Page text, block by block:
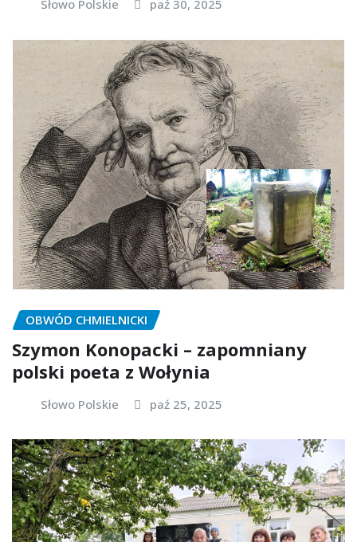
Słowo Polskie paź 30, 2025
OBWÓD CHMIELNICKI
Szymon Konopacki – zapomniany
polski poeta z Wołynia
Słowo Polskie paź 25, 2025